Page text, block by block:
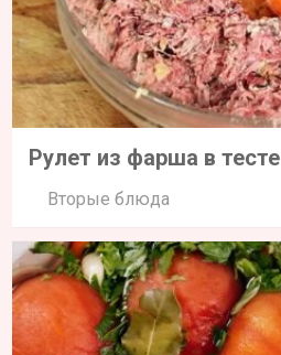
Рулет из фарша в тесте
Вторые блюда